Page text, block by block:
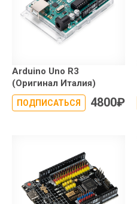
Arduino Uno R3
(Оригинал Италия)
ПОДПИСАТЬСЯ 4800₽